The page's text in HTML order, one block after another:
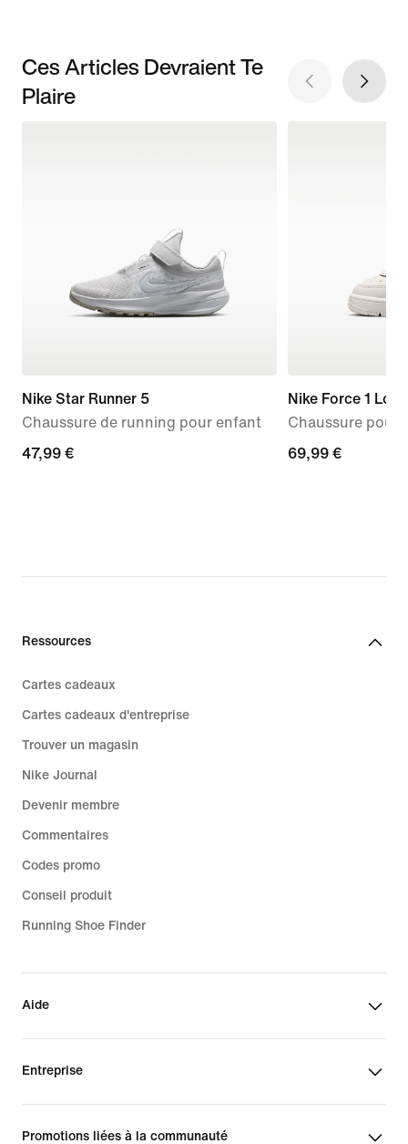
Ces Articles Devraient Te
Plaire
Nike Star Runner 5
Chaussure de running pour enfant
47,99 €
47,99 €
Nike Force 1 Low
Chaussure pour
69,99 €
69,99 €
Ressources
Cartes cadeaux
Cartes cadeaux d'entreprise
Trouver un magasin
Nike Journal
Devenir membre
Commentaires
Codes promo
Conseil produit
Running Shoe Finder
Aide
Entreprise
Promotions liées à la communauté